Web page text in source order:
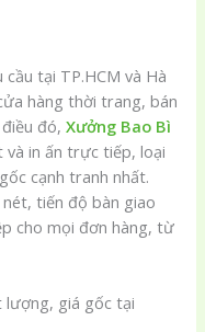
tại TP.HCM và Hà
hàng thời trang, bán
điều đó,Xưởng Bao Bì
và in ấn trực tiếp, loại
cạnh tranh nhất.
tiến độ bàn giao
cho mọi đơn hàng, từ
lượng, giá gốc tại